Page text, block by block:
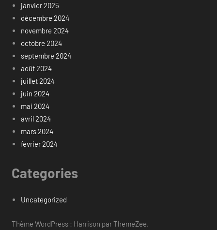
janvier 2025
décembre 2024
novembre 2024
octobre 2024
septembre 2024
août 2024
juillet 2024
juin 2024
mai 2024
avril 2024
mars 2024
février 2024
Categories
Uncategorized
Thème WordPress : Harrison par ThemeZee.